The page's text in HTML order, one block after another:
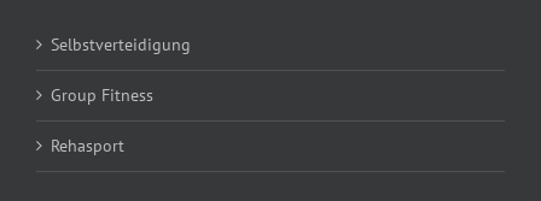
Selbstverteidigung
Group Fitness
Rehasport